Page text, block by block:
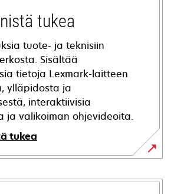
tukea
tuote- ja teknisiin
Sisältää
tietoja Lexmark-laitteen
ylläpidosta ja
interaktiivisia
ja valikoiman ohjevideoita.
tukea